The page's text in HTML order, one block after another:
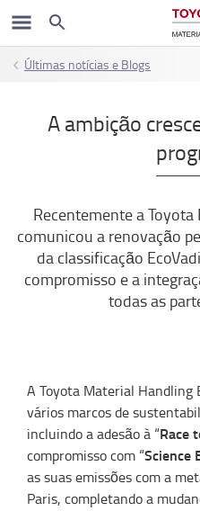
Últimas notícias e Blogs
A ambição
Recentemente a
comunicou a renovação
da classificação
compromisso e a
todas as
A Toyota Material
vários marcos de
incluindo a adesão à “Race
compromisso com “Science
as suas emissões com a
Paris, completando a